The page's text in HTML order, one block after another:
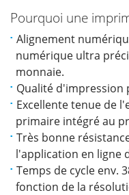
Pourquoi une
Alignement
numérique ultra
monnaie.
Qualité d'impression
Excellente tenue de
primaire intégré au
Très bonne
l'application en ligne
Temps de cycle env.
fonction de la